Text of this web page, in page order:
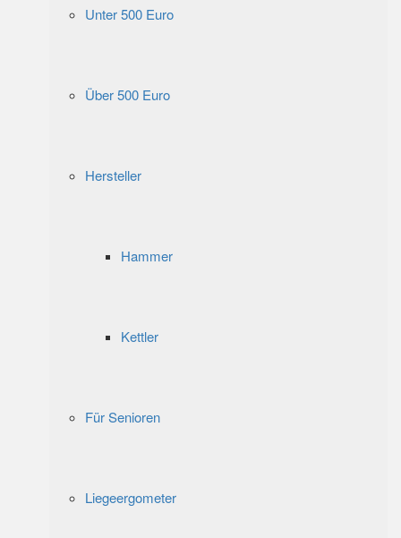
Unter 500 Euro
Über 500 Euro
Hersteller
Hammer
Kettler
Für Senioren
Liegeergometer